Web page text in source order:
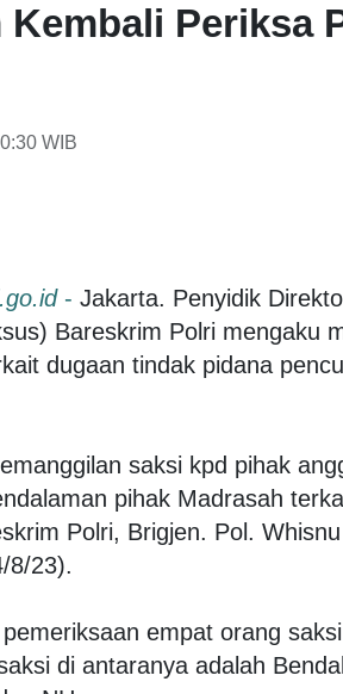
Periksa
WIB
- Jakarta. Penyidik
Bareskrim Polri mengaku
dugaan tindak pidana
saksi kpd pihak
pihak Madrasah
Polri, Brigjen. Pol.
8/23).
empat orang
di antaranya adalah